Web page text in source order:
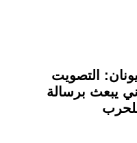
الأوروبية 2024 - اليونان: التصويت
يبعث برسالة